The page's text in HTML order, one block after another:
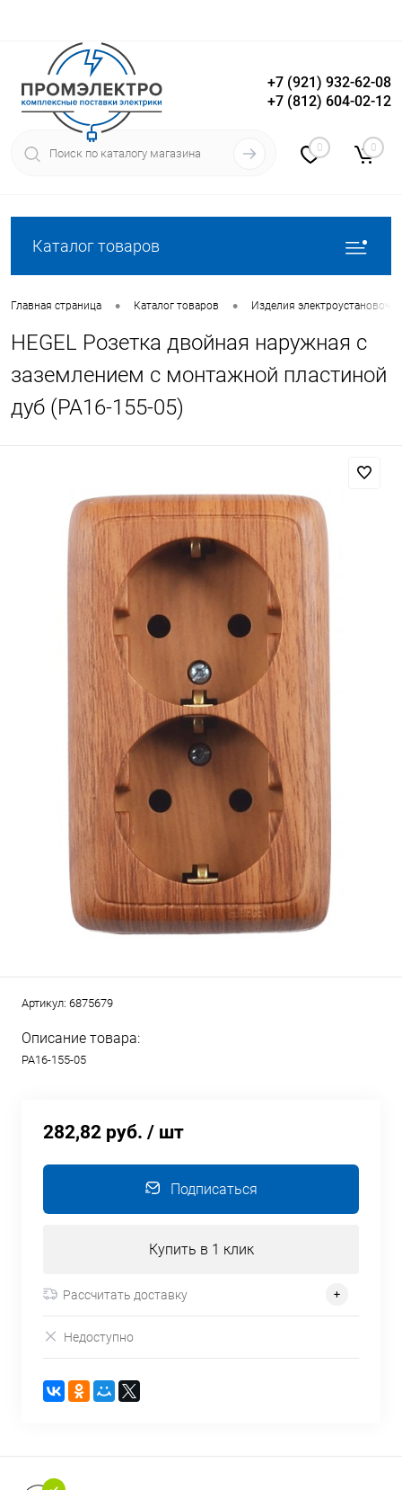
Вход Регистрация
+7 (921) 932-62-08
+7 (812) 604-02-12
0 0
Каталог товаров
Главная страница • Каталог товаров • Изделия
HEGEL Розетка двойная наружная с
заземлением с монтажной пластиной
дуб (РА16-155-05)
Артикул: 6875679
Описание товара:
РА16-155-05
282,82 руб. / шт
Подписаться
Купить в 1 клик
Рассчитать доставку
Недоступно